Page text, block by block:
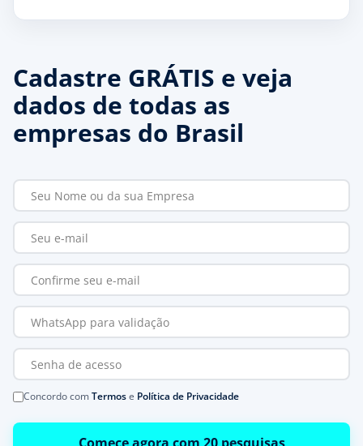
Cadastre GRÁTIS e veja
dados de todas as
empresas do Brasil
Concordo comTermose Política de Privacidade